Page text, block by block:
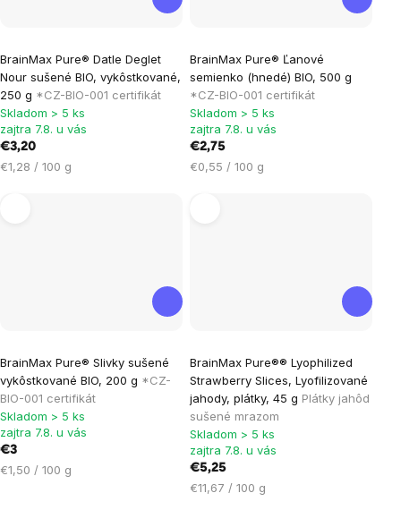
BrainMax Pure® Datle Deglet
Nour sušené BIO, vykôstkované,
250 g *CZ-BIO-001 certifikát
hodnotenie
produktu
je
5,0
z
5
Skladom > 5 ks
zajtra 7.8. u vás
€3,20
Jednotková
€1,28 / 100 g
BrainMax Pure® Ľanové
semienko (hnedé) BIO, 500 g
*CZ-BIO-001 certifikát
hodnotenie
produktu
je
5,0
z
5
Skladom > 5 ks
zajtra 7.8. u vás
€2,75
Jednotková
€0,55 / 100 g
BrainMax Pure® Slivky sušené
vykôstkované BIO, 200 g *CZ-
BIO-001 certifikát
hodnotenie
produktu
je
5,0
z
5
Skladom > 5 ks
zajtra 7.8. u vás
€3
Jednotková
€1,50 / 100 g
BrainMax Pure®® Lyophilized
Strawberry Slices, Lyofilizované
jahody, plátky, 45 g Plátky jahôd
sušené mrazom
hodnotenie
produktu
je
5,0
z
hviezdičiek.
Skladom > 5 ks
zajtra 7.8. u vás
€5,25
Jednotková
€11,67 / 100 g